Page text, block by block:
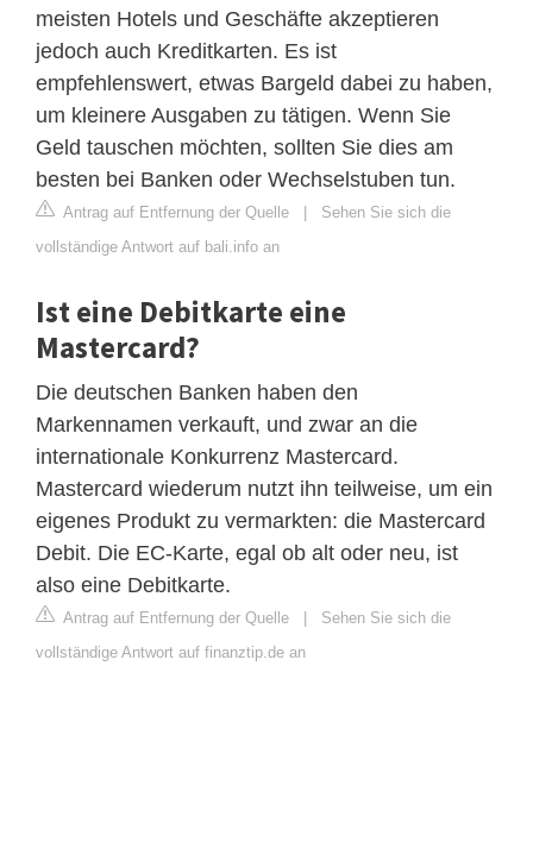
meisten Hotels und Geschäfte akzeptieren
jedoch auch Kreditkarten. Es ist
empfehlenswert, etwas Bargeld dabei zu haben,
um kleinere Ausgaben zu tätigen. Wenn Sie
Geld tauschen möchten, sollten Sie dies am
besten bei Banken oder Wechselstuben tun.
Antrag auf Entfernung der Quelle | Sehen Sie sich die
vollständige Antwort auf bali.info an
Ist eine Debitkarte eine
Mastercard?
Die deutschen Banken haben den
Markennamen verkauft, und zwar an die
internationale Konkurrenz Mastercard.
Mastercard wiederum nutzt ihn teilweise, um ein
eigenes Produkt zu vermarkten: die Mastercard
Debit. Die EC-Karte, egal ob alt oder neu, ist
also eine Debitkarte.
Antrag auf Entfernung der Quelle | Sehen Sie sich die
vollständige Antwort auf finanztip.de an